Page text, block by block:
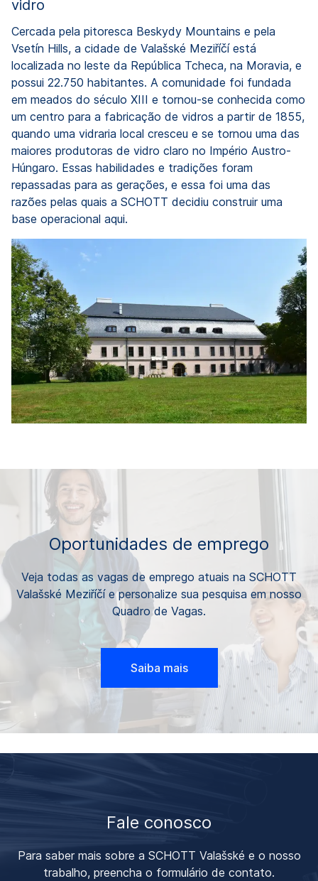
vidro
Cercada pela pitoresca Beskydy Mountains e pela
Vsetín Hills, a cidade de Valašské Meziříčí está
localizada no leste da República Tcheca, na Moravia, e
possui 22.750 habitantes. A comunidade foi fundada
em meados do século XIII e tornou-se conhecida como
um centro para a fabricação de vidros a partir de 1855,
quando uma vidraria local cresceu e se tornou uma das
maiores produtoras de vidro claro no Império Austro-
Húngaro. Essas habilidades e tradições foram
repassadas para as gerações, e essa foi uma das
razões pelas quais a SCHOTT decidiu construir uma
base operacional aqui.
Oportunidades de emprego
Veja todas as vagas de emprego atuais na SCHOTT
Valašské Meziříčí e personalize sua pesquisa em nosso
Quadro de Vagas.
Saiba mais
Fale conosco
Para saber mais sobre a SCHOTT Valašské e o nosso
trabalho, preencha o formulário de contato.